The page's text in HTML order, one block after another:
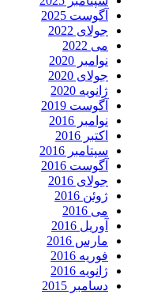
آگوست 2025
جولای 2022
می 2022
نوامبر 2020
جولای 2020
ژانویه 2020
آگوست 2019
نوامبر 2016
اکتبر 2016
سپتامبر 2016
آگوست 2016
جولای 2016
ژوئن 2016
می 2016
آوریل 2016
مارس 2016
فوریه 2016
ژانویه 2016
دسامبر 2015